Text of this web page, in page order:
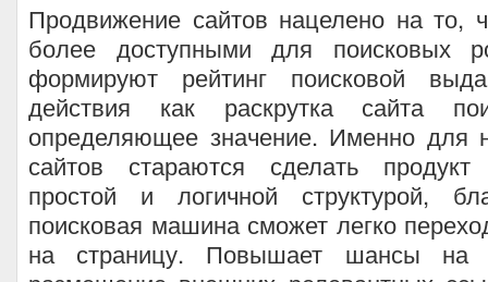
Продвижение сайтов нацелено на то,
более доступными для поисковых
формируют рейтинг поисковой
действия как раскрутка сайта
определяющее значение. Именно для
сайтов стараются сделать
простой и логичной структурой,
поисковая машина сможет легко
на страницу. Повышает шансы на